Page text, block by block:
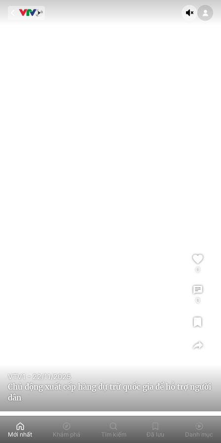
Chủ động xuất cấp hàng dự trữ quốc gia để hỗ trợ người
dân
VTV1 - 22/11/2025
0
0
Mới nhất Khám phá Tìm kiếm Đã lưu Danh mục